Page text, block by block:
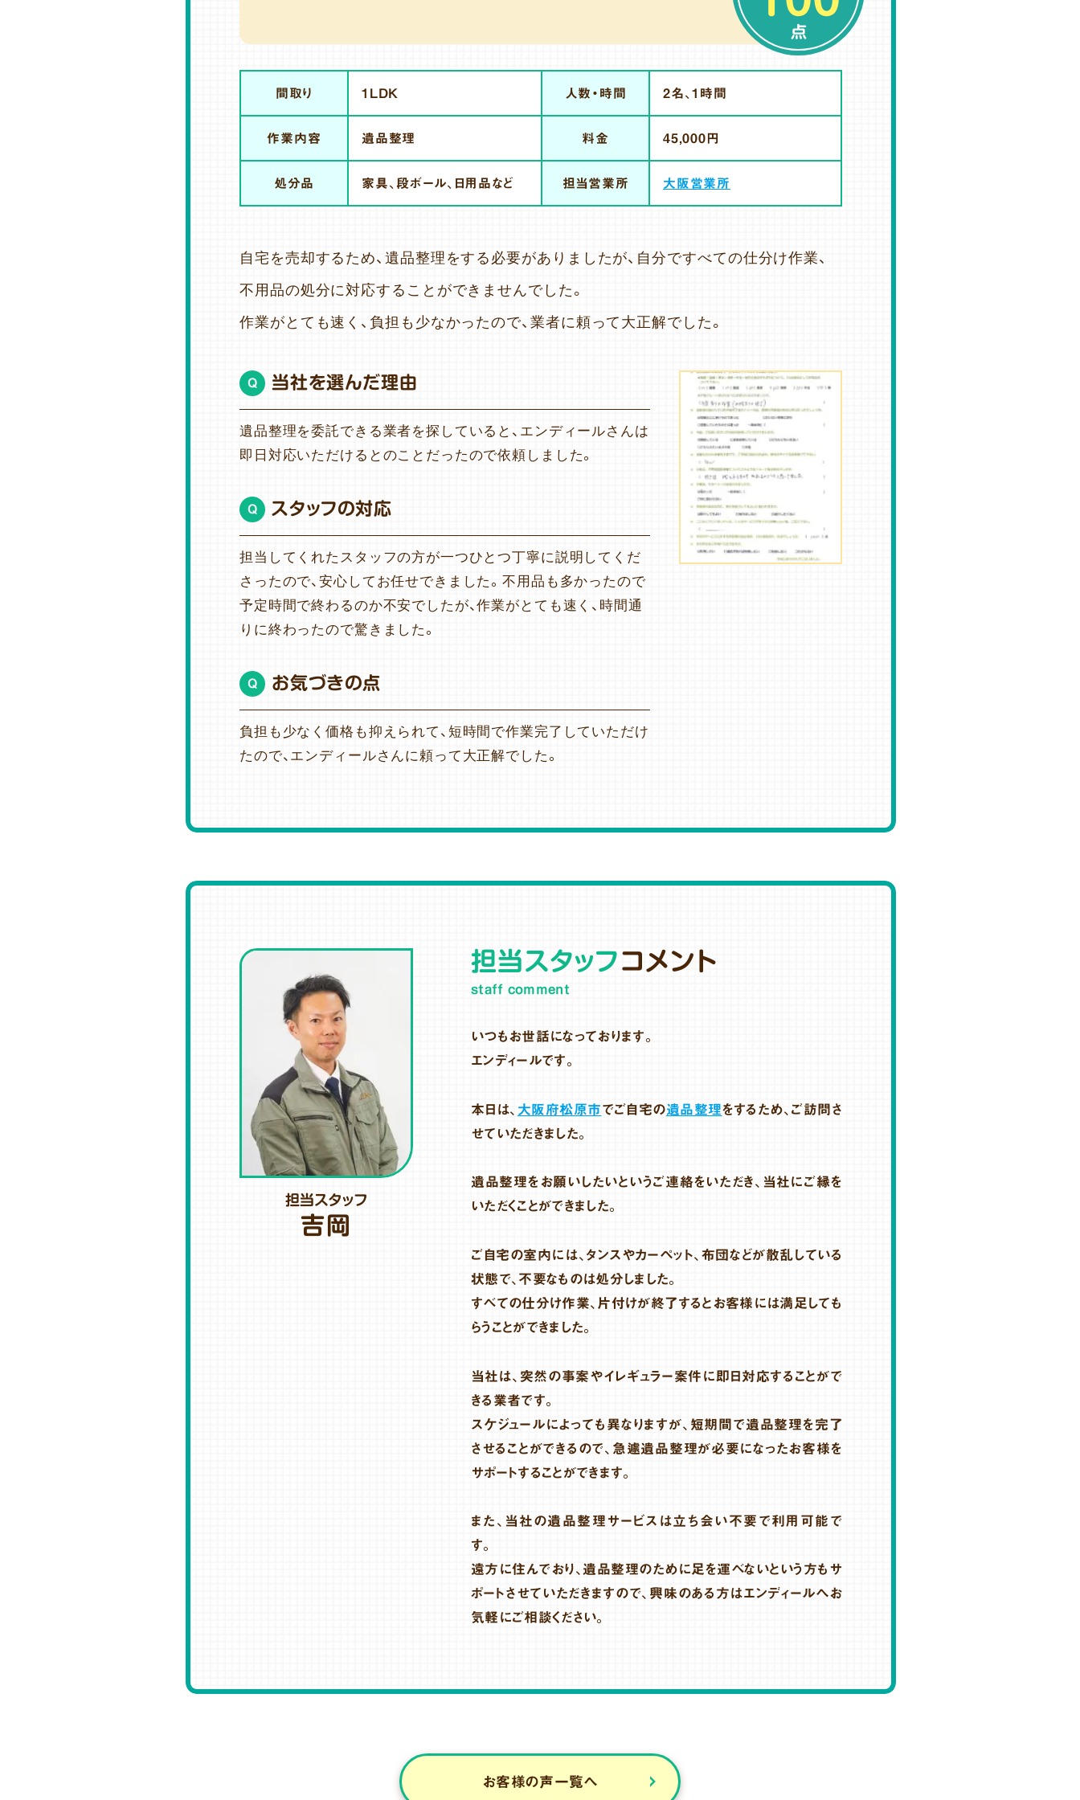
点
間取り 1LDK 人数・時間 2名、1時間
作業内容 遺品整理 料金 45,000円
処分品 家具、段ボール、日用品など 担当営業所 大阪営業所
自宅を売却するため、遺品整理をする必要がありましたが、自分ですべての仕分け作業、
不用品の処分に対応することができませんでした。
作業がとても速く、負担も少なかったので、業者に頼って大正解でした。
Q 当社を選んだ理由
遺品整理を委託できる業者を探していると、エンディールさんは
即日対応いただけるとのことだったので依頼しました。
Q スタッフの対応
担当してくれたスタッフの方が一つひとつ丁寧に説明してくだ
さったので、安心してお任せできました。不用品も多かったので
予定時間で終わるのか不安でしたが、作業がとても速く、時間通
りに終わったので驚きました。
Q お気づきの点
負担も少なく価格も抑えられて、短時間で作業完了していただけ
たので、エンディールさんに頼って大正解でした。
担当スタッフコメント
staff comment
いつもお世話になっております。
エンディールです。
本日は、 大阪府松原市でご自宅の遺品整理をするため、ご訪問さ
せていただきました。
遺品整理をお願いしたいというご連絡をいただき、当社にご縁を
いただくことができました。
ご自宅の室内には、タンスやカーペット、布団などが散乱している
状態で、不要なものは処分しました。
すべての仕分け作業、片付けが終了するとお客様には満足しても
らうことができました。
当社は、突然の事案やイレギュラー案件に即日対応することがで
きる業者です。
スケジュールによっても異なりますが、短期間で遺品整理を完了
させることができるので、急遽遺品整理が必要になったお客様を
サポートすることができます。
また、当社の遺品整理サービスは立ち会い不要で利用可能で
す。
遠方に住んでおり、遺品整理のために足を運べないという方もサ
ポートさせていただきますので、興味のある方はエンディールへお
気軽にご相談ください。
担当スタッフ
吉岡
お客様の声一覧へ